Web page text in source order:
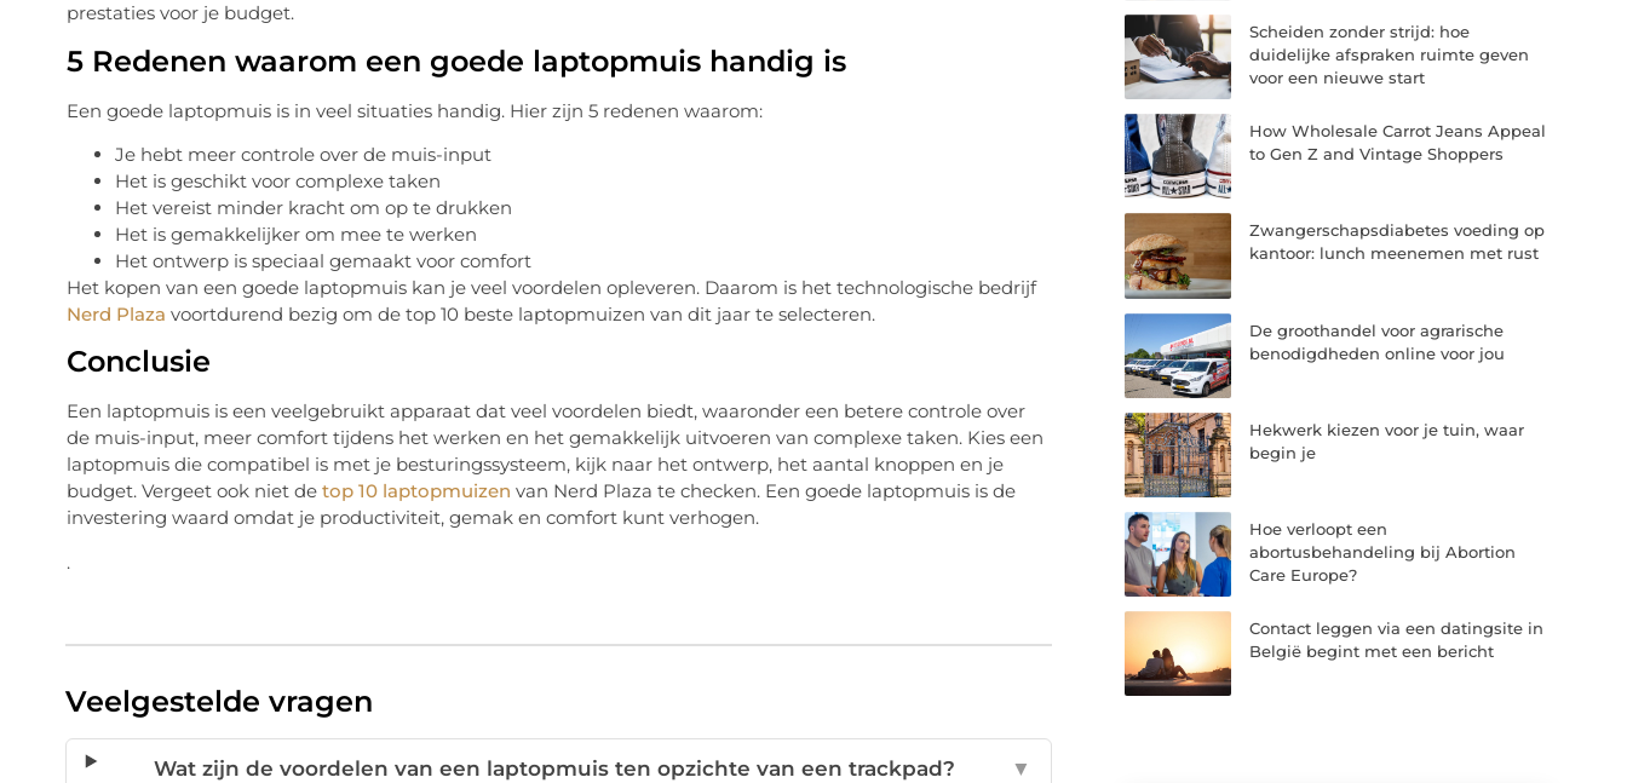
prestaties voor je budget.
5 Redenen waarom een goede laptopmuis handig is
Een goede laptopmuis is in veel situaties handig. Hier zijn 5 redenen waarom:
Je hebt meer controle over de muis-input
Het is geschikt voor complexe taken
Het vereist minder kracht om op te drukken
Het is gemakkelijker om mee te werken
Het ontwerp is speciaal gemaakt voor comfort
Het kopen van een goede laptopmuis kan je veel voordelen opleveren. Daarom is het technologische bedrijf
Nerd Plaza voortdurend bezig om de top 10 beste laptopmuizen van dit jaar te selecteren.
Conclusie
Een laptopmuis is een veelgebruikt apparaat dat veel voordelen biedt, waaronder een betere controle over
de muis-input, meer comfort tijdens het werken en het gemakkelijk uitvoeren van complexe taken. Kies een
laptopmuis die compatibel is met je besturingssysteem, kijk naar het ontwerp, het aantal knoppen en je
budget. Vergeet ook niet de top 10 laptopmuizen van Nerd Plaza te checken. Een goede laptopmuis is de
investering waard omdat je productiviteit, gemak en comfort kunt verhogen.
.
Veelgestelde vragen
Wat zijn de voordelen van een laptopmuis ten opzichte van een trackpad? ▼
Scheiden zonder strijd: hoe
duidelijke afspraken ruimte geven
voor een nieuwe start
How Wholesale Carrot Jeans Appeal
to Gen Z and Vintage Shoppers
Zwangerschapsdiabetes voeding op
kantoor: lunch meenemen met rust
De groothandel voor agrarische
benodigdheden online voor jou
Hekwerk kiezen voor je tuin, waar
begin je
Hoe verloopt een
abortusbehandeling bij Abortion
Care Europe?
Contact leggen via een datingsite in
België begint met een bericht